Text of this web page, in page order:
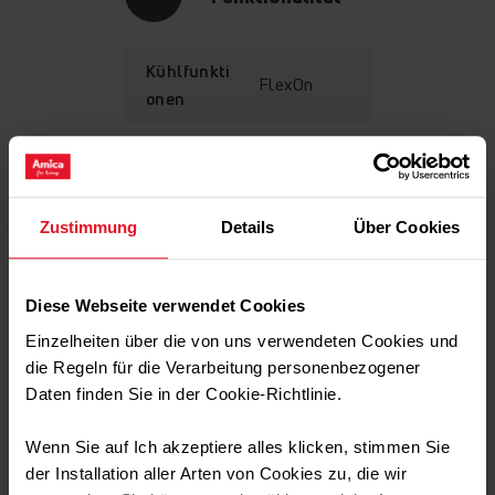
Zustimmung Details Über Cookies
Diese Webseite verwendet Cookies
Einzelheiten über die von uns verwendeten Cookies und
die Regeln für die Verarbeitung personenbezogener
Daten finden Sie in der Cookie-Richtlinie.
Wenn Sie auf Ich akzeptiere alles klicken, stimmen Sie
der Installation aller Arten von Cookies zu, die wir
Die Gemüseschublade eignet sich gut zur Aufbewahrung
von Obst und Gemüse, bei denen die Gefahr einer
transparenten Schubladen für Gemüse lassen sich weit
ausziehen und leicht beladen.
Kühlfunkti
onen
FlexOn
Ausstattung
Transport Daten